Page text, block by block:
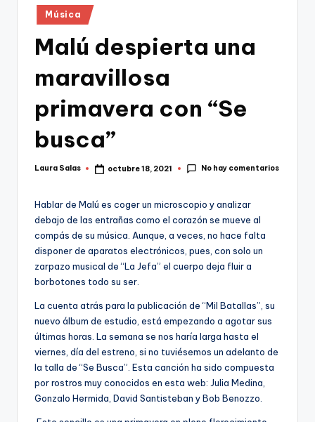
Publicado
en
Música
Malú despierta una
maravillosa
primavera con “Se
busca”
Publicado
Laura Salas octubre 18, 2021 No hay comentarios
Hablar de Malú es coger un microscopio y analizar
debajo de las entrañas como el corazón se mueve al
compás de su música. Aunque, a veces, no hace falta
disponer de aparatos electrónicos, pues, con solo un
zarpazo musical de “La Jefa” el cuerpo deja fluir a
borbotones todo su ser.
La cuenta atrás para la publicación de “Mil Batallas”, su
nuevo álbum de estudio, está empezando a agotar sus
últimas horas. La semana se nos haría larga hasta el
viernes, día del estreno, si no tuviésemos un adelanto de
la talla de “Se Busca”. Esta canción ha sido compuesta
por rostros muy conocidos en esta web: Julia Medina,
Gonzalo Hermida, David Santisteban y Bob Benozzo.